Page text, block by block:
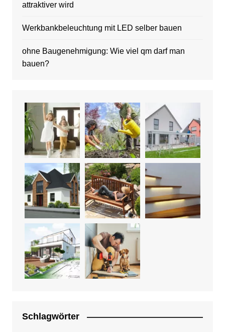
attraktiver wird
Werkbankbeleuchtung mit LED selber bauen
ohne Baugenehmigung: Wie viel qm darf man
bauen?
Schlagwörter